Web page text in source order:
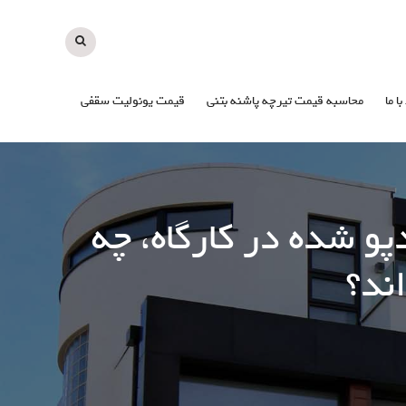
ما محاسبه قیمت تیرچه پاشنه بتنی قیمت یونولیت سقفی
شده در کارگاه، چه